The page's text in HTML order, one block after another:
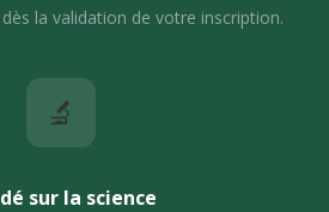
la validation de votre inscription.
🔬
sur la science